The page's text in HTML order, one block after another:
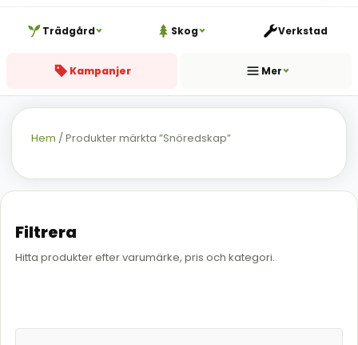
Trädgård Skog Verkstad
Kampanjer Mer
Hem / Produkter märkta ”Snöredskap”
Filtrera
Hitta produkter efter varumärke, pris och kategori.